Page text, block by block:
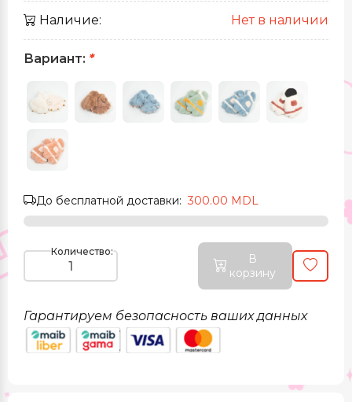
Наличие: Нет в наличии
Вариант: *
До бесплатной доставки:300.00 MDL
Количество:
В
корзину
Гарантируем безопасность ваших данных